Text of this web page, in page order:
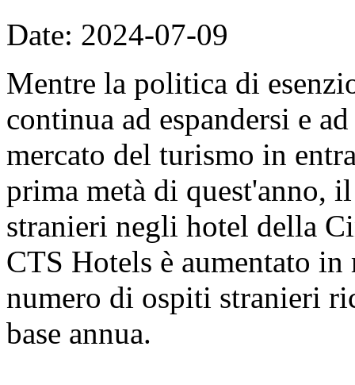
Date: 2024-07-09
Mentre la politica di
continua ad espandersi e
mercato del turismo in
prima metà di quest'anno,
stranieri negli hotel della
CTS Hotels è aumentato
numero di ospiti stranieri
base annua.